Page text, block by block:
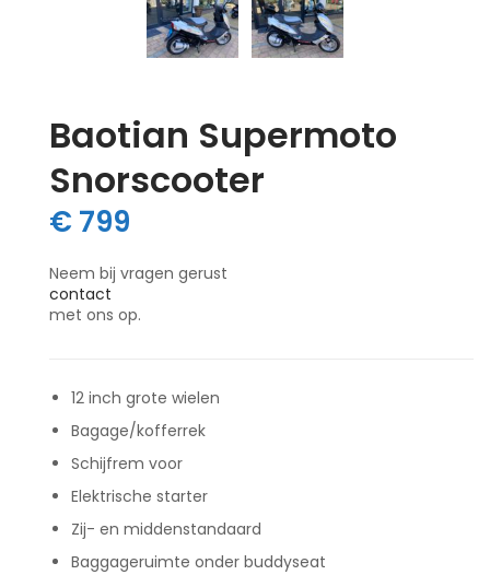
Baotian Supermoto
Snorscooter
€ 799
Neem bij vragen gerust
contact
met ons op.
12 inch grote wielen
Bagage/kofferrek
Schijfrem voor
Elektrische starter
Zij- en middenstandaard
Baggageruimte onder buddyseat